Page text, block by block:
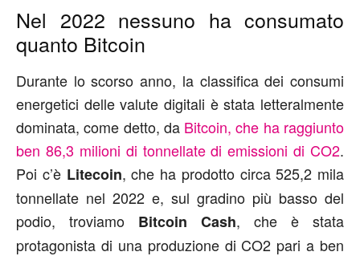
Nel 2022 nessuno ha consumato
quanto Bitcoin
Durante lo scorso anno, la classifica dei consumi
energetici delle valute digitali è stata letteralmente
dominata, come detto, da Bitcoin, che ha raggiunto
ben 86,3 milioni di tonnellate di emissioni di CO2.
Poi c’è Litecoin, che ha prodotto circa 525,2 mila
tonnellate nel 2022 e, sul gradino più basso del
podio, troviamo Bitcoin Cash, che è stata
protagonista di una produzione di CO2 pari a ben